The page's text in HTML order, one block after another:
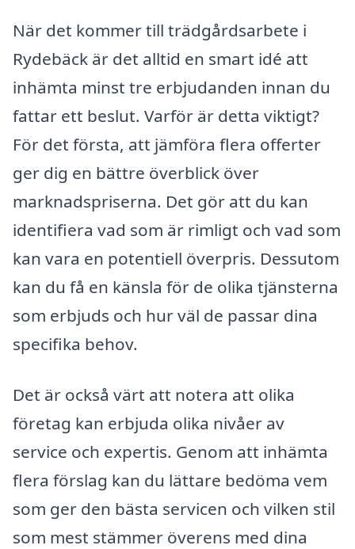
När det kommer till trädgårdsarbete i
Rydebäck är det alltid en smart idé att
inhämta minst tre erbjudanden innan du
fattar ett beslut. Varför är detta viktigt?
För det första, att jämföra flera offerter
ger dig en bättre överblick över
marknadspriserna. Det gör att du kan
identifiera vad som är rimligt och vad som
kan vara en potentiell överpris. Dessutom
kan du få en känsla för de olika tjänsterna
som erbjuds och hur väl de passar dina
specifika behov.
Det är också värt att notera att olika
företag kan erbjuda olika nivåer av
service och expertis. Genom att inhämta
flera förslag kan du lättare bedöma vem
som ger den bästa servicen och vilken stil
som mest stämmer överens med dina